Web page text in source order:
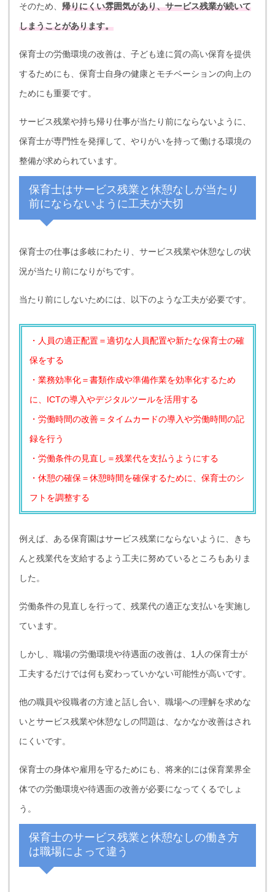
そのため、帰りにくい雰囲気があり、サービス残業が続いて
しまうことがあります。
保育士の労働環境の改善は、子ども達に質の高い保育を提供
するためにも、保育士自身の健康とモチベーションの向上の
ためにも重要です。
サービス残業や持ち帰り仕事が当たり前にならないように、
保育士が専門性を発揮して、やりがいを持って働ける環境の
整備が求められています。
保育士はサービス残業と休憩なしが当たり
前にならないように工夫が大切
保育士の仕事は多岐にわたり、サービス残業や休憩なしの状
況が当たり前になりがちです。
当たり前にしないためには、以下のような工夫が必要です。
・人員の適正配置＝適切な人員配置や新たな保育士の確
保をする
・業務効率化＝書類作成や準備作業を効率化するため
に、ICTの導入やデジタルツールを活用する
・労働時間の改善＝タイムカードの導入や労働時間の記
録を行う
・労働条件の見直し＝残業代を支払うようにする
・休憩の確保＝休憩時間を確保するために、保育士のシ
フトを調整する
例えば、ある保育園はサービス残業にならないように、きち
んと残業代を支給するよう工夫に努めているところもありま
した。
労働条件の見直しを行って、残業代の適正な支払いを実施し
ています。
しかし、職場の労働環境や待遇面の改善は、1人の保育士が
工夫するだけでは何も変わっていかない可能性が高いです。
他の職員や役職者の方達と話し合い、職場への理解を求めな
いとサービス残業や休憩なしの問題は、なかなか改善はされ
にくいです。
保育士の身体や雇用を守るためにも、将来的には保育業界全
体での労働環境や待遇面の改善が必要になってくるでしょ
う。
保育士のサービス残業と休憩なしの働き方
は職場によって違う